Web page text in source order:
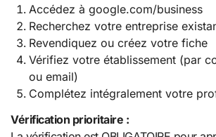
Accédez à google.com/business
Recherchez votre entreprise
Revendiquez ou créez votre fiche
Vérifiez votre établissement (par
ou email)
Complétez intégralement votre
Vérification prioritaire :